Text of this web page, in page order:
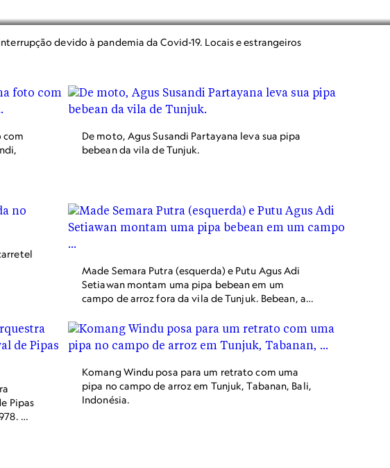
devido à pandemia da Covid-19. Locais e estrangeiros
com
De moto, Agus Susandi Partayana leva sua pipa
bebean da vila de Tunjuk.
Made Semara Putra (esquerda) e Putu Agus Adi
Setiawan montam uma pipa bebean em um
campo de arroz fora da vila de Tunjuk. Bebean, a
Bali e é considerada a mais fácil de voar.
Pipas
O
Komang Windu posa para um retrato com uma
pipa no campo de arroz em Tunjuk, Tabanan, Bali,
Indonésia.